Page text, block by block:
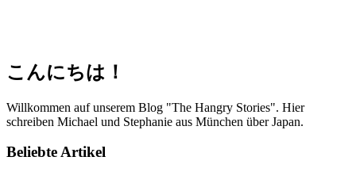
こんにちは！
Willkommen auf unserem Blog "The Hangry Stories". Hier
schreiben Michael und Stephanie aus München über Japan.
Beliebte Artikel